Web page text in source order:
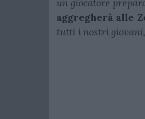
un giocatore
aggregherà alle
tutti i nostri giovani,